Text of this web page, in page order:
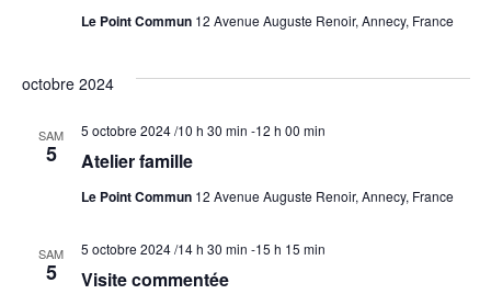
Le Point Commun 12 Avenue Auguste Renoir, Annecy, France
octobre 2024
SAM
5 Atelier famille
5 octobre 2024 /10 h 30 min -12 h 00 min
Le Point Commun 12 Avenue Auguste Renoir, Annecy, France
SAM
5 Visite commentée
5 octobre 2024 /14 h 30 min -15 h 15 min